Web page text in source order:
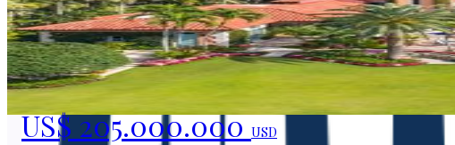
US$ 205.000.000USD